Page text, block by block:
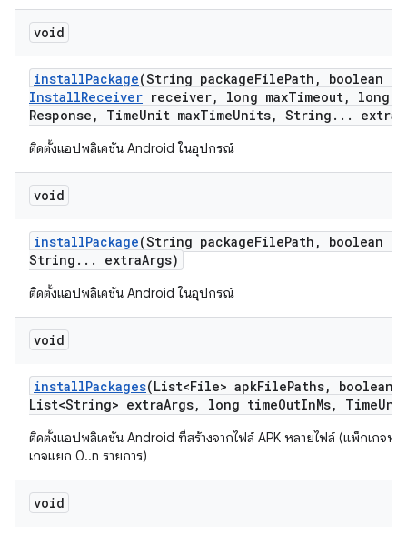
void
installPackage(String packageFilePath ,
boolean
InstallReceiver receiver, long maxTimeout,
long
Response , TimeUnit maxTimeUnits, String . . . extra
ติดตั้งแอปพลิเคชัน Android ในอุปกรณ์
void
installPackage(String packageFilePath ,
boolean
String . . . extraArgs)
ติดตั้งแอปพลิเคชัน Android ในอุปกรณ์
void
installPackages(List<File> apkFilePaths,
boolean
List<String> extraArgs, long timeOutInMs, Time
ติดตั้งแอปพลิเคชัน Android ที่สร้างจากไฟล์ APK หลายไฟล์ (แพ็กเกจหลั
เกจแยก 0..n รายการ)
void